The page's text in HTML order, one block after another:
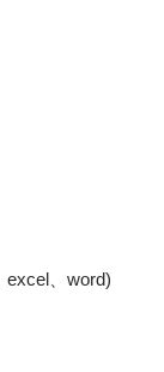
excel、word)